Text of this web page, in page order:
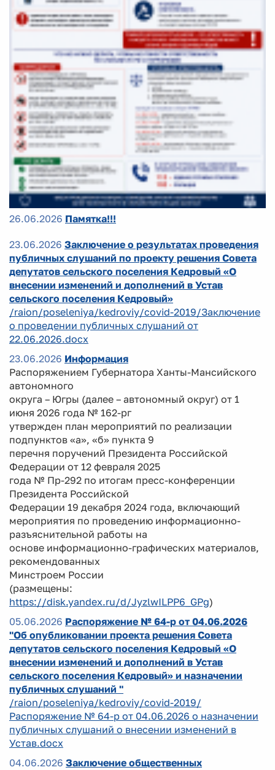
26.06.2026 Памятка!!!
23.06.2026 Заключение о результатах проведения
публичных слушаний по проекту решения Совета
депутатов сельского поселения Кедровый «О
внесении изменений и дополнений в Устав
сельского поселения Кедровый»
/raion/poseleniya/kedroviy/covid-2019/Заключение
о проведении публичных слушаний от
22.06.2026.docx
23.06.2026 Информация
Распоряжением Губернатора Ханты-Мансийского
автономного
округа – Югры (далее – автономный округ) от 1
июня 2026 года № 162-рг
утвержден план мероприятий по реализации
подпунктов «а», «б» пункта 9
перечня поручений Президента Российской
Федерации от 12 февраля 2025
года № Пр-292 по итогам пресс-конференции
Президента Российской
Федерации 19 декабря 2024 года, включающий
мероприятия по проведению информационно-
разъяснительной работы на
основе информационно-графических материалов,
рекомендованных
Минстроем России
(размещены:
https://disk.yandex.ru/d/JyzlwILPP6_GPg)
05.06.2026 Распоряжение № 64-р от 04.06.2026
"Об опубликовании проекта решения Совета
депутатов сельского поселения Кедровый «О
внесении изменений и дополнений в Устав
сельского поселения Кедровый» и назначении
публичных слушаний "
/raion/poseleniya/kedroviy/covid-2019/
Распоряжение № 64-р от 04.06.2026 о назначении
публичных слушаний о внесении изменений в
Устав.docx
04.06.2026 Заключение общественных